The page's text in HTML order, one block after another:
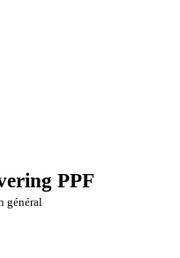
PPF
général